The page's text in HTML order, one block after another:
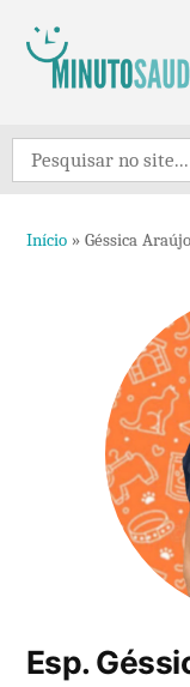
Pular
para
conteúdo
Search
for:
Início » Géssica Araújo
Esp.